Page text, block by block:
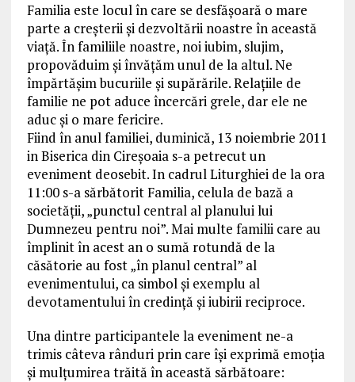
Familia este locul în care se desfășoară o mare
parte a creșterii și dezvoltării noastre în această
viață. În familiile noastre, noi iubim, slujim,
propovăduim şi învăţăm unul de la altul. Ne
împărtăşim bucuriile şi supărările. Relaţiile de
familie ne pot aduce încercări grele, dar ele ne
aduc şi o mare fericire.
Fiind în anul familiei, duminică, 13 noiembrie 2011
in Biserica din Cireșoaia s-a petrecut un
eveniment deosebit. In cadrul Liturghiei de la ora
11:00 s-a sărbătorit Familia, celula de bază a
societății, „punctul central al planului lui
Dumnezeu pentru noi”. Mai multe familii care au
împlinit în acest an o sumă rotundă de la
căsătorie au fost „în planul central” al
evenimentului, ca simbol și exemplu al
devotamentului în credință și iubirii reciproce.
Una dintre participantele la eveniment ne-a
trimis câteva rânduri prin care își exprimă emoția
și mulțumirea trăită în această sărbătoare: